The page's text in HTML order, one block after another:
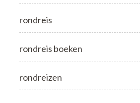
rondreis
rondreis boeken
rondreizen